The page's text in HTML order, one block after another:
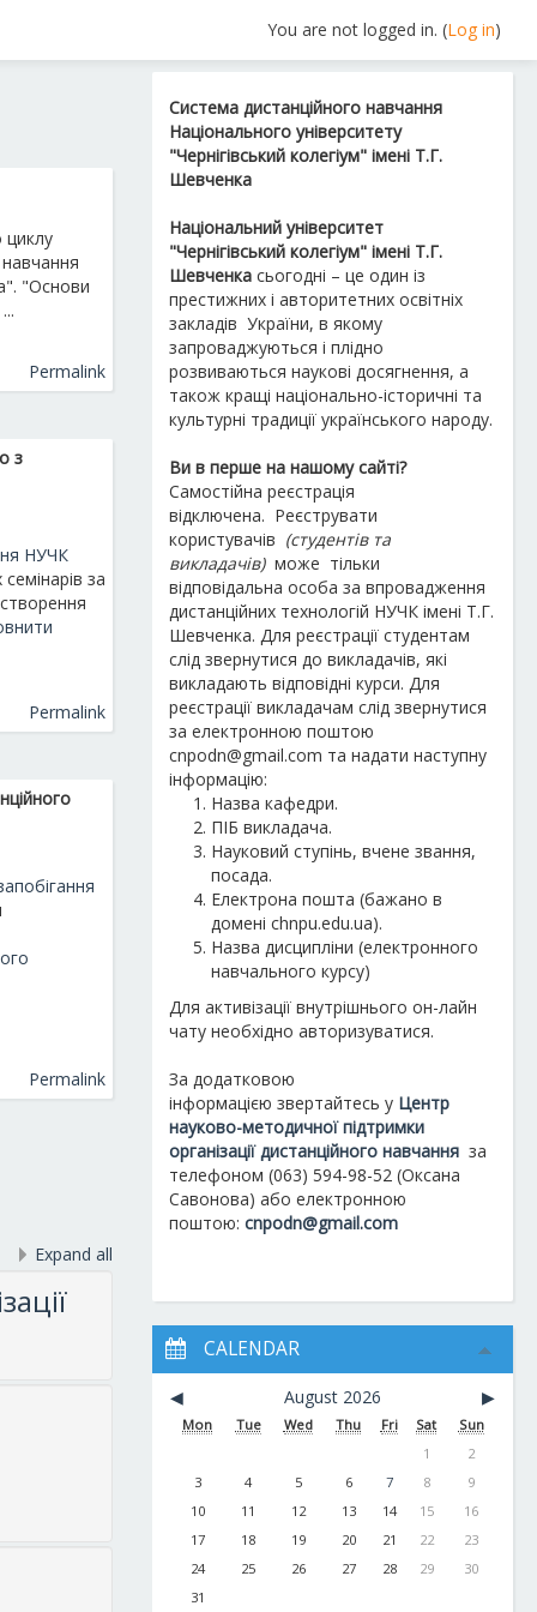
You are not logged in. (Log in)
. "Основи
Permalink
з
НУЧК
за
Permalink
Permalink
Expand all
Система дистанційного навчання
Національного університету
"Чернігівський колегіум" імені Т.Г.
Шевченка
Національний університет
"Чернігівський колегіум" імені Т.Г.
Шевченкасьогодні – це один із
престижних і авторитетних освітніх
закладів України, в якому
запроваджуються і плідно
розвиваються наукові досягнення, а
також кращі національно-історичні та
культурні традиції українського народу.
Ви в перше на нашому сайті?
Самостійна реєстрація
відключена. Реєструвати
користувачів (студентів та
викладачів) може тільки
відповідальна особа за впровадження
дистанційних технологій НУЧК імені Т.Г.
Шевченка. Для реєстрації студентам
слід звернутися до викладачів, які
викладають відповідні курси.Для
реєстраціївикладачамслід звернутися
за електронною поштою
cnpodn@gmail.com та надати наступну
інформацію:
Назва кафедри.
ПІБ викладача.
Науковий ступінь, вчене звання,
посада.
Електрона пошта(бажано в
домені chnpu.edu.ua).
Назва дисципліни (електронного
навчального курсу)
Для активізації внутрішнього он-лайн
чату необхідно авторизуватися.
За додатковою
інформацієюзвертайтесь у Центр
науково-методичної підтримки
організації дистанційного навчання за
телефоном (063) 594-98-52 (Оксана
Савонова) або електронною
поштою:cnpodn@gmail.com
CALENDAR
◀︎ August 2026 ▶︎
Mon Tue Wed Thu Fri Sat
Sun
1
2
3
4 5 6 7 8
9
10
11 12 13 14 15
16
17
18 19 20 21 22
23
24
25 26 27 28 29
30
31